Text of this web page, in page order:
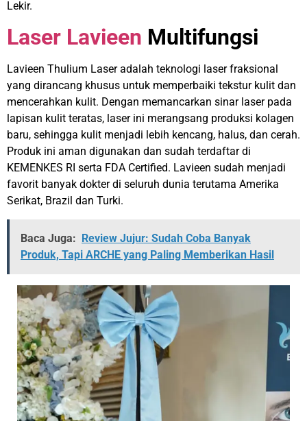
Lekir.
Laser Lavieen Multifungsi
Lavieen Thulium Laser adalah teknologi laser fraksional
yang dirancang khusus untuk memperbaiki tekstur kulit dan
mencerahkan kulit. Dengan memancarkan sinar laser pada
lapisan kulit teratas, laser ini merangsang produksi kolagen
baru, sehingga kulit menjadi lebih kencang, halus, dan cerah.
Produk ini aman digunakan dan sudah terdaftar di
KEMENKES RI serta FDA Certified. Lavieen sudah menjadi
favorit banyak dokter di seluruh dunia terutama Amerika
Serikat, Brazil dan Turki.
Baca Juga: Review Jujur: Sudah Coba Banyak
Produk, Tapi ARCHE yang Paling Memberikan Hasil